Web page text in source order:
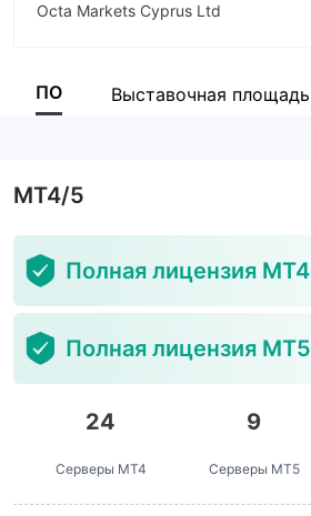
Octa Markets Cyprus Ltd
Сотрудник компании
ПО Выставочная площадь
MT4/5
Полная лицензия MT4
Полная лицензия MT5
24
Серверы MT4
9
Серверы MT5